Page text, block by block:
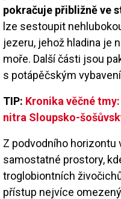
pokračuje přibližně ve
lze sestoupit
jezeru, jehož hladina je
moře. Další části jsou
s potápěčským
TIP: Kronika věčné
nitra Sloupsko-
Z podvodního horizontu
samostatné prostory,
troglobiontních
přístup nejvíce